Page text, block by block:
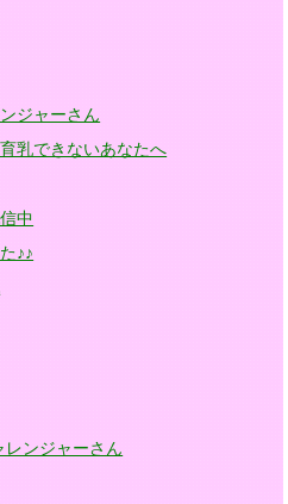
ジャーさん
乳できないあなたへ
中
♪♪
ンジャーさん